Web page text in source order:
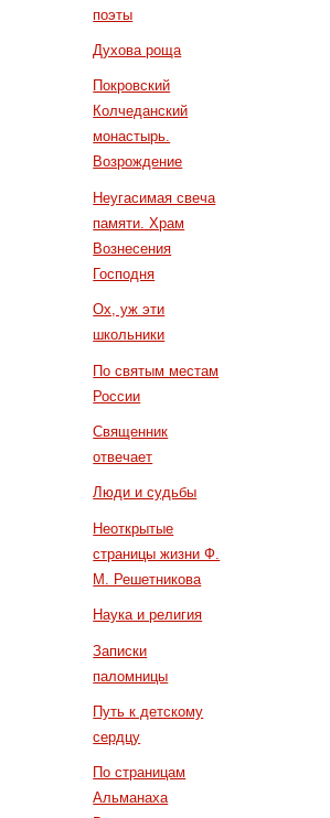
поэты
Духова роща
Покровский
Колчеданский
монастырь.
Возрождение
Неугасимая свеча
памяти. Храм
Вознесения
Господня
Ох, уж эти
школьники
По святым местам
России
Священник
отвечает
Люди и судьбы
Неоткрытые
страницы жизни Ф.
М. Решетникова
Наука и религия
Записки
паломницы
Путь к детскому
сердцу
По страницам
Альманаха